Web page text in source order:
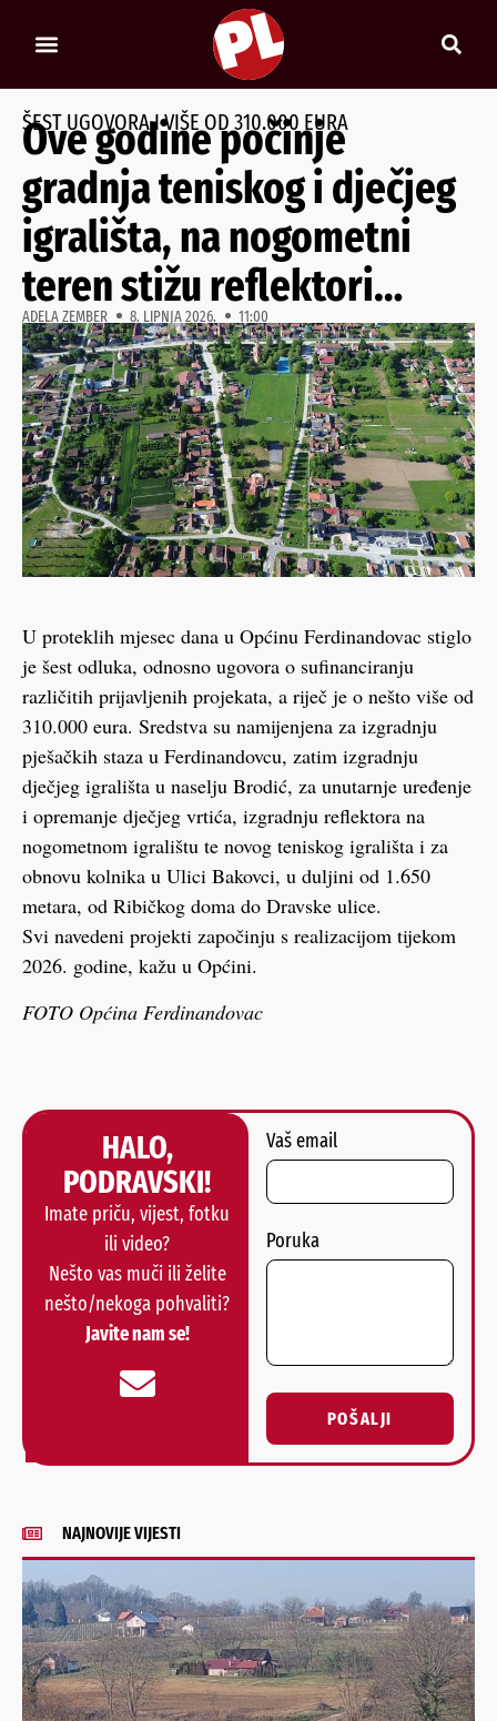
ŠEST UGOVORA I VIŠE OD 310.000 EURA
Ove godine počinje
gradnja teniskog i dječjeg
igrališta, na nogometni
teren stižu reflektori…
ADELA ZEMBER 8. LIPNJA 2026. 11:00
U proteklih mjesec dana u Općinu Ferdinandovac stiglo
je šest odluka, odnosno ugovora o sufinanciranju
različitih prijavljenih projekata, a riječ je o nešto više od
310.000 eura. Sredstva su namijenjena za izgradnju
pješačkih staza u Ferdinandovcu, zatim izgradnju
dječjeg igrališta u naselju Brodić, za unutarnje uređenje
i opremanje dječjeg vrtića, izgradnju reflektora na
nogometnom igralištu te novog teniskog igrališta i za
obnovu kolnika u Ulici Bakovci, u duljini od 1.650
metara, od Ribičkog doma do Dravske ulice.
Svi navedeni projekti započinju s realizacijom tijekom
2026. godine, kažu u Općini.
FOTO Općina Ferdinandovac
HALO,
PODRAVSKI!
Imate priču, vijest, fotku
ili video?
Nešto vas muči ili želite
nešto/nekoga pohvaliti?
Javite nam se!
Vaš email
Poruka
POŠALJI
Alternative:
NAJNOVIJE VIJESTI